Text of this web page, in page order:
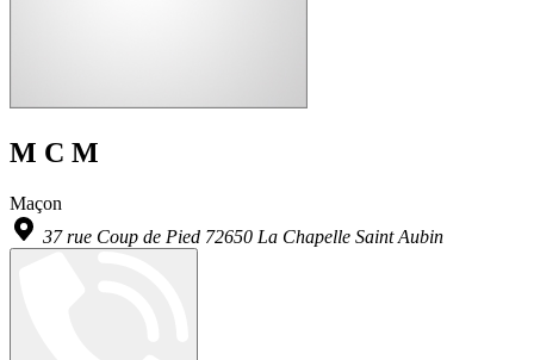
M C M
Maçon
37 rue Coup de Pied 72650 La Chapelle Saint Aubin